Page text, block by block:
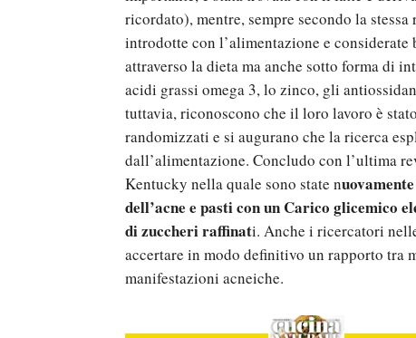
ricordato), mentre, sempre secondo la
introdotte con l’alimentazione e
attraverso la dieta ma anche sotto forma di
acidi grassi omega 3, lo zinco, gli
tuttavia, riconoscono che il loro lavoro è
randomizzati e si augurano che la ricerca
dall’alimentazione. Concludo con l’ultima
Kentucky nella quale sono state n
dell’acne e pasti con un Carico glicemico
di zuccheri raffinati. Anche i ricercatori
accertare in modo definitivo un rapporto tra
manifestazioni acneiche.